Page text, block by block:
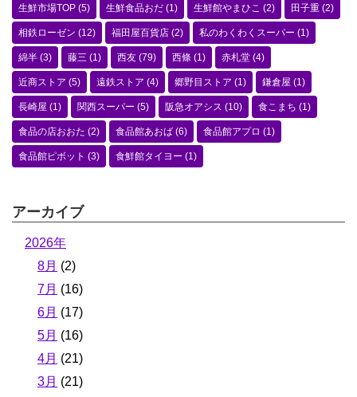
生鮮市場TOP (5) 生鮮食品おだ (1) 生鮮館やまひこ (2) 田子重 (2)
相鉄ローゼン (12) 福田屋百貨店 (2) 私のわくわくスーパー (1)
綿半 (3) 藤三 (1) 西友 (79) 西條 (1) 赤札堂 (4)
近商ストア (5) 遠鉄ストア (4) 郷野目ストア (1) 鎌倉屋 (1)
長崎屋 (1) 関西スーパー (5) 阪急オアシス (10) 食こまち (1)
食品の店おおた (2) 食品館あおば (6) 食品館アプロ (1)
食品館ピボット (3) 食鮮館タイヨー (1)
アーカイブ
2026年
8月 (2)
7月 (16)
6月 (17)
5月 (16)
4月 (21)
3月 (21)